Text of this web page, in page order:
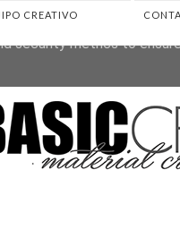
CREATIVO
and to analyze
security metrics to